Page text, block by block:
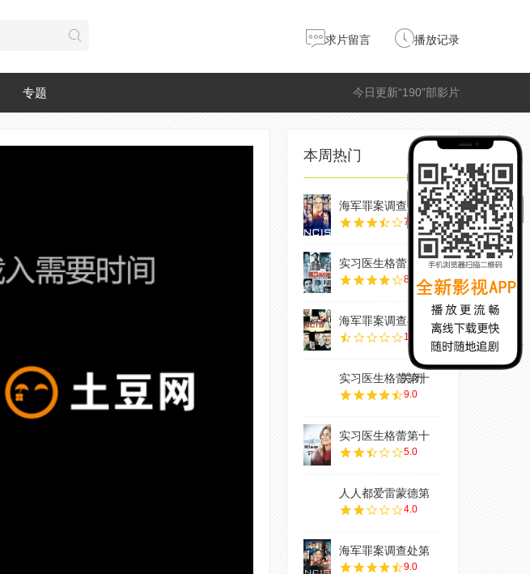
求片留言 播放记录
今日更新“190”部影片
专题
本周热门
海军罪案调查处第
7.0
实习医生格蕾第二
8.0
海军罪案调查处第
1.0
实习医生格蕾第十
9.0
实习医生格蕾第十
5.0
人人都爱雷蒙德第
4.0
海军罪案调查处第
9.0
关闭